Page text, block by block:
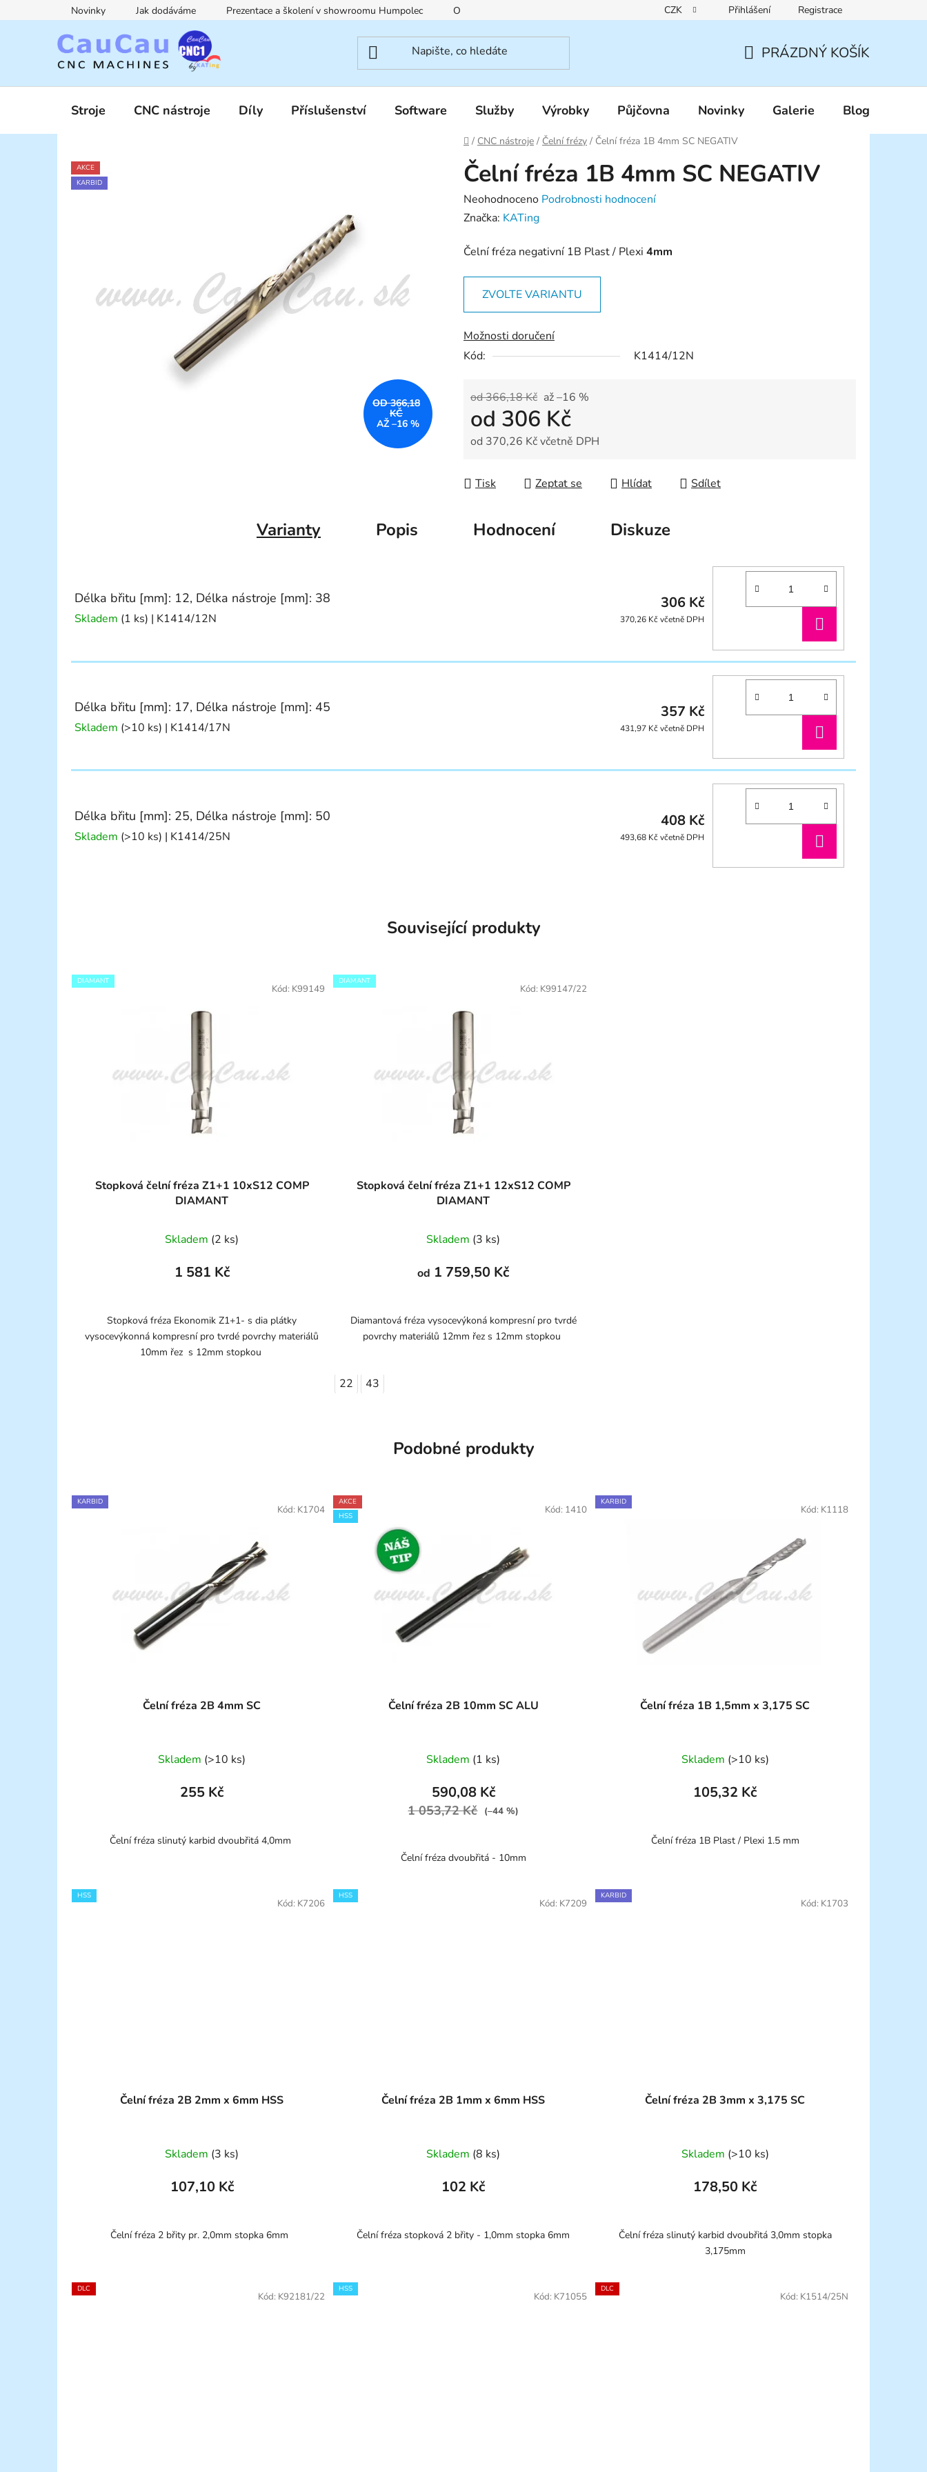
na
Novinky Jak dodáváme Prezentace a školení v showroomu Humpolec O nás Reklamační řád Pravidla zákaznických slev
CZK Přihlášení Registrace
KOŠÍK
PRÁZDNÝ KOŠÍK
Stroje CNC nástroje Díly Příslušenství Software Služby Výrobky Půjčovna Novinky Galerie Blog
Domů
/ CNC nástroje / Čelní frézy / Čelní fréza 1B 4mm SC NEGATIV
Čelní fréza 1B 4mm SC NEGATIV
Průměrné
hodnocení
je
0,0
5
hvězdiček.
Neohodnoceno Podrobnosti hodnocení
Značka: KATing
Čelní fréza negativní 1B Plast / Plexi 4mm
ZVOLTE VARIANTU
Možnosti doručení
Kód:
K1414/12N
od 366,18 Kč až –16 %
od 306 Kč
od 370,26 Kčvčetně DPH
Tisk
Zeptat se Hlídat Sdílet
AKCE
KARBID
OD 366,18
KČ
AŽ –16 %
Varianty Popis Hodnocení Diskuze
Délka břitu [mm]: 12, Délka nástroje [mm]: 38
Skladem (1 ks) | K1414/12N
306 Kč
370,26 Kč včetně DPH
KOŠÍKU
Délka břitu [mm]: 17, Délka nástroje [mm]: 45
Skladem (>10 ks) | K1414/17N
357 Kč
431,97 Kč včetně DPH
KOŠÍKU
Délka břitu [mm]: 25, Délka nástroje [mm]: 50
Skladem (>10 ks) | K1414/25N
408 Kč
493,68 Kč včetně DPH
KOŠÍKU
Související produkty
DIAMANT
Stopková čelní fréza Z1+1 10xS12 COMP
DIAMANT
Skladem (2 ks)
1 581 Kč
Stopková fréza Ekonomik Z1+1- s dia plátky
vysocevýkonná kompresní pro tvrdé povrchy materiálů
10mm řez s 12mm stopkou
Kód: K99149
DIAMANT
Stopková čelní fréza Z1+1 12xS12 COMP
DIAMANT
Skladem (3 ks)
od 1 759,50 Kč
Diamantová fréza vysocevýkoná kompresní pro tvrdé
povrchy materiálů 12mm řez s 12mm stopkou
22 43
Kód: K99147/22
Podobné produkty
KARBID
Čelní fréza 2B 4mm SC
Skladem (>10 ks)
255 Kč
Čelní fréza slinutý karbid dvoubřitá 4,0mm
Kód: K1704
AKCE
HSS
Čelní fréza 2B 10mm SC ALU
Skladem (1 ks)
590,08 Kč
1 053,72 Kč (–44 %)
Čelní fréza dvoubřitá - 10mm
Kód: 1410
KARBID
Čelní fréza 1B 1,5mm x 3,175 SC
Skladem (>10 ks)
105,32 Kč
Čelní fréza 1B Plast / Plexi 1.5 mm
Kód: K1118
HSS
Čelní fréza 2B 2mm x 6mm HSS
Skladem (3 ks)
107,10 Kč
Čelní fréza 2 břity pr. 2,0mm stopka 6mm
Kód: K7206
HSS
Čelní fréza 2B 1mm x 6mm HSS
Skladem (8 ks)
102 Kč
Čelní fréza stopková 2 břity - 1,0mm stopka 6mm
Kód: K7209
KARBID
Čelní fréza 2B 3mm x 3,175 SC
Skladem (>10 ks)
178,50 Kč
Čelní fréza slinutý karbid dvoubřitá 3,0mm stopka
3,175mm
Kód: K1703
DLC
Kód: K92181/22
HSS
Kód: K71055
DLC
Kód: K1514/25N